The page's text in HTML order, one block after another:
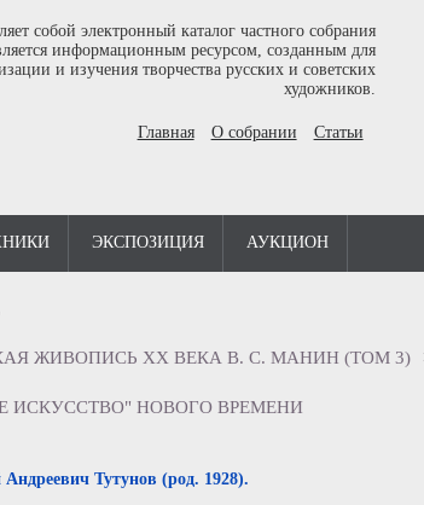
собой электронный каталог частного собрания
информационным ресурсом, созданным для
и изучения творчества русских и советских
художников.
Главная О собрании Статьи
ЭКСПОЗИЦИЯ АУКЦИОН
ЖИВОПИСЬ XX ВЕКА В. С. МАНИН (ТОМ 3)
ИСКУССТВО" НОВОГО ВРЕМЕНИ
Тутунов (род. 1928).